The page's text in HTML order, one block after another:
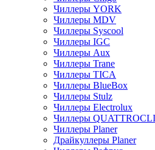
Чиллеры YORK
Чиллеры MDV
Чиллеры Syscool
Чиллеры IGC
Чиллеры Aux
Чиллеры Trane
Чиллеры TICA
Чиллеры BlueBox
Чиллеры Stulz
Чиллеры Electrolux
Чиллеры
Чиллеры Planer
Драйкуллеры Planer